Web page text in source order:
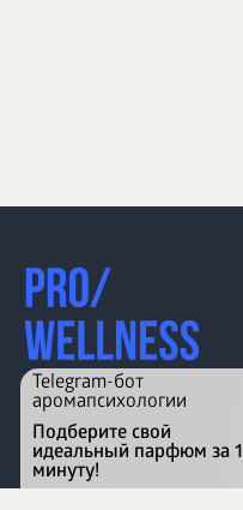
Перейти на сайт
Telegram-бот
аромапсихологии
Подберите свой
идеальный парфюм за 1
минуту!